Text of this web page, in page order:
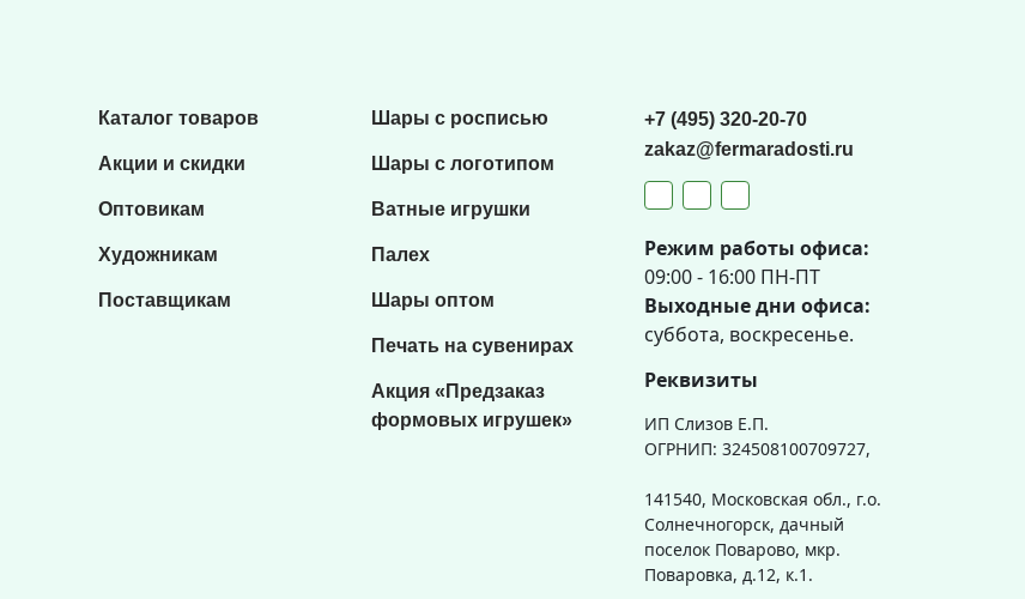
Каталог товаров
Акции и скидки
Оптовикам
Художникам
Поставщикам
Шары с росписью
Шары с логотипом
Ватные игрушки
Палех
Шары оптом
Печать на сувенирах
Акция «Предзаказ
формовых игрушек»
+7 (495) 320-20-70
zakaz@fermaradosti.ru
Режим работы офиса:
09:00 - 16:00 ПН-ПТ
Выходные дни офиса:
суббота, воскресенье.
Реквизиты
ИП Слизов Е.П.
ОГРНИП: 324508100709727,
141540, Московская обл., г.о.
Солнечногорск, дачный
поселок Поварово, мкр.
Поваровка, д.12, к.1.